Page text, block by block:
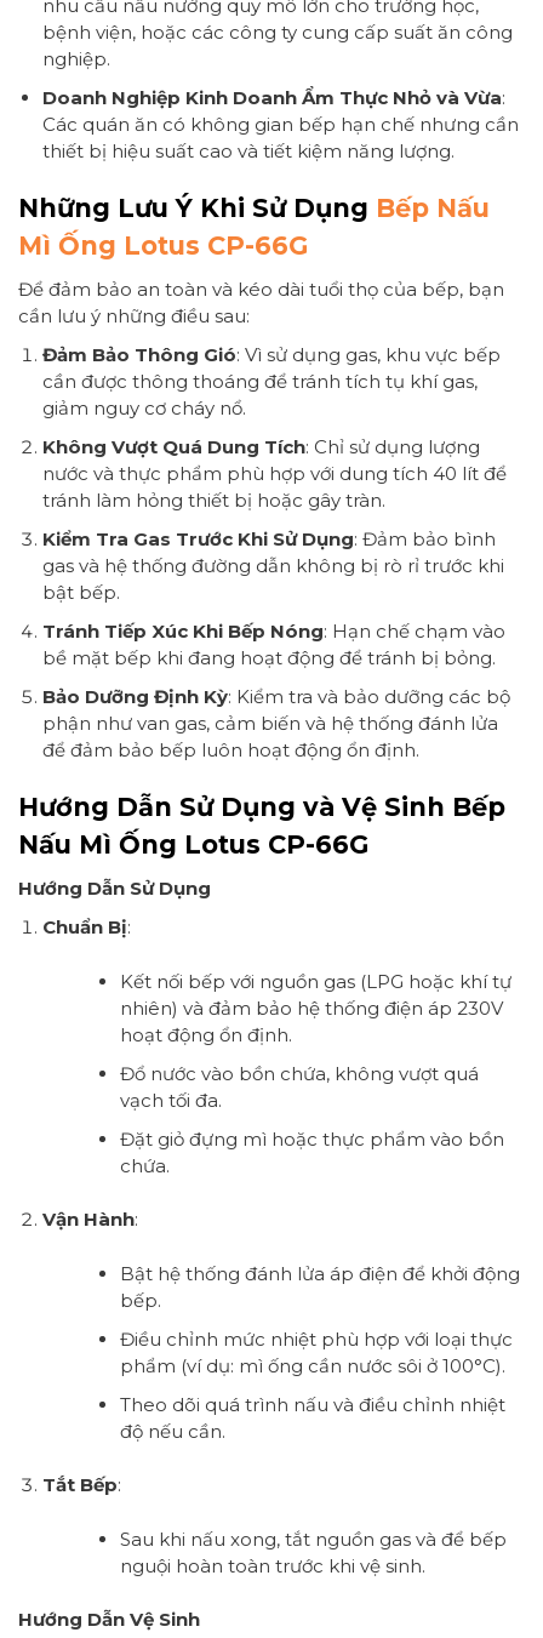
nhu cầu nấu nướng quy mô lớn cho trường học,
bệnh viện, hoặc các công ty cung cấp suất ăn công
nghiệp.
Doanh Nghiệp Kinh Doanh Ẩm Thực Nhỏ và Vừa:
Các quán ăn có không gian bếp hạn chế nhưng cần
thiết bị hiệu suất cao và tiết kiệm năng lượng.
Những Lưu Ý Khi Sử Dụng Bếp Nấu
Mì Ống Lotus CP-66G
Để đảm bảo an toàn và kéo dài tuổi thọ của bếp, bạn
cần lưu ý những điều sau:
Đảm Bảo Thông Gió: Vì sử dụng gas, khu vực bếp
cần được thông thoáng để tránh tích tụ khí gas,
giảm nguy cơ cháy nổ.
Không Vượt Quá Dung Tích: Chỉ sử dụng lượng
nước và thực phẩm phù hợp với dung tích 40 lít để
tránh làm hỏng thiết bị hoặc gây tràn.
Kiểm Tra Gas Trước Khi Sử Dụng: Đảm bảo bình
gas và hệ thống đường dẫn không bị rò rỉ trước khi
bật bếp.
Tránh Tiếp Xúc Khi Bếp Nóng: Hạn chế chạm vào
bề mặt bếp khi đang hoạt động để tránh bị bỏng.
Bảo Dưỡng Định Kỳ: Kiểm tra và bảo dưỡng các bộ
phận như van gas, cảm biến và hệ thống đánh lửa
để đảm bảo bếp luôn hoạt động ổn định.
Hướng Dẫn Sử Dụng và Vệ Sinh Bếp
Nấu Mì Ống Lotus CP-66G
Hướng Dẫn Sử Dụng
Chuẩn Bị:
Kết nối bếp với nguồn gas (LPG hoặc khí tự
nhiên) và đảm bảo hệ thống điện áp 230V
hoạt động ổn định.
Đổ nước vào bồn chứa, không vượt quá
vạch tối đa.
Đặt giỏ đựng mì hoặc thực phẩm vào bồn
chứa.
Vận Hành:
Bật hệ thống đánh lửa áp điện để khởi động
bếp.
Điều chỉnh mức nhiệt phù hợp với loại thực
phẩm (ví dụ: mì ống cần nước sôi ở 100°C).
Theo dõi quá trình nấu và điều chỉnh nhiệt
độ nếu cần.
Tắt Bếp:
Sau khi nấu xong, tắt nguồn gas và để bếp
nguội hoàn toàn trước khi vệ sinh.
Hướng Dẫn Vệ Sinh